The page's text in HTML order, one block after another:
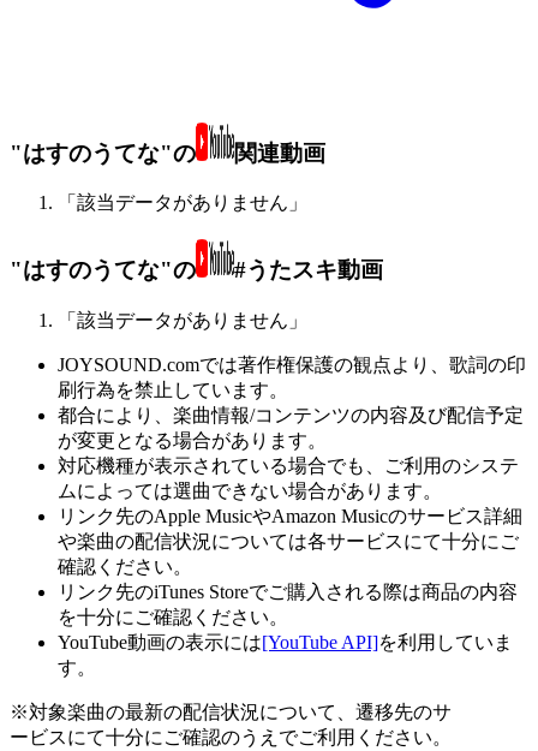
"はすのうてな"の 関連動画
「該当データがありません」
"はすのうてな"の #うたスキ動画
「該当データがありません」
JOYSOUND.comでは著作権保護の観点より、歌詞の印
刷行為を禁止しています。
都合により、楽曲情報/コンテンツの内容及び配信予定
が変更となる場合があります。
対応機種が表示されている場合でも、ご利用のシステ
ムによっては選曲できない場合があります。
リンク先のApple MusicやAmazon Musicのサービス詳細
や楽曲の配信状況については各サービスにて十分にご
確認ください。
リンク先のiTunes Storeでご購入される際は商品の内容
を十分にご確認ください。
YouTube動画の表示には[YouTube API]を利用していま
す。
※対象楽曲の最新の配信状況について、遷移先のサ
ービスにて十分にご確認のうえでご利用ください。